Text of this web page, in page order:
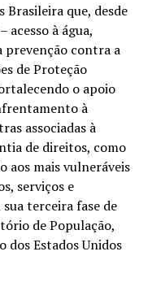
que, desde
acesso à água,
prevenção contra a
de Proteção
o apoio
à
associadas à
de direitos, como
aos mais vulneráveis
serviços e
terceira fase de
de População,
dos Estados Unidos